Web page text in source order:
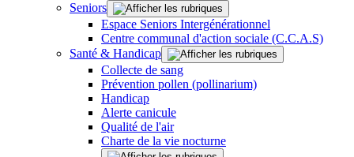
Seniors
Espace Seniors Intergénérationnel
Centre communal d'action sociale (C.C.A.S)
Santé & Handicap
Collecte de sang
Prévention pollen (pollinarium)
Handicap
Alerte canicule
Qualité de l'air
Charte de la vie nocturne